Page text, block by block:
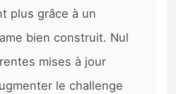
plus grâce à un
bien construit. Nul
mises à jour
le challenge